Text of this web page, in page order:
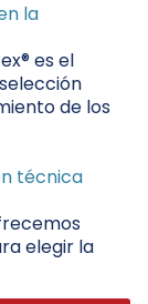
la
es el
de los
técnica
elegir la